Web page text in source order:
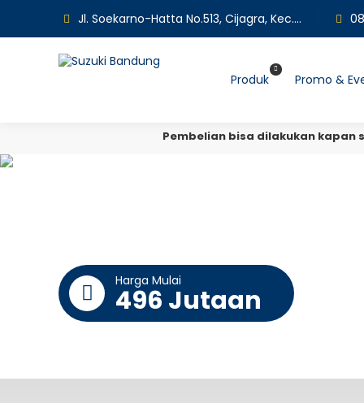
Jl. Soekarno-Hatta No.513, Cijagra, Kec. Lengkong, Kota Bandung, Jawa Barat 40275
Produk Promo &
Pembelian bisa dilakukan kapan
Harga Mulai
496 Jutaan